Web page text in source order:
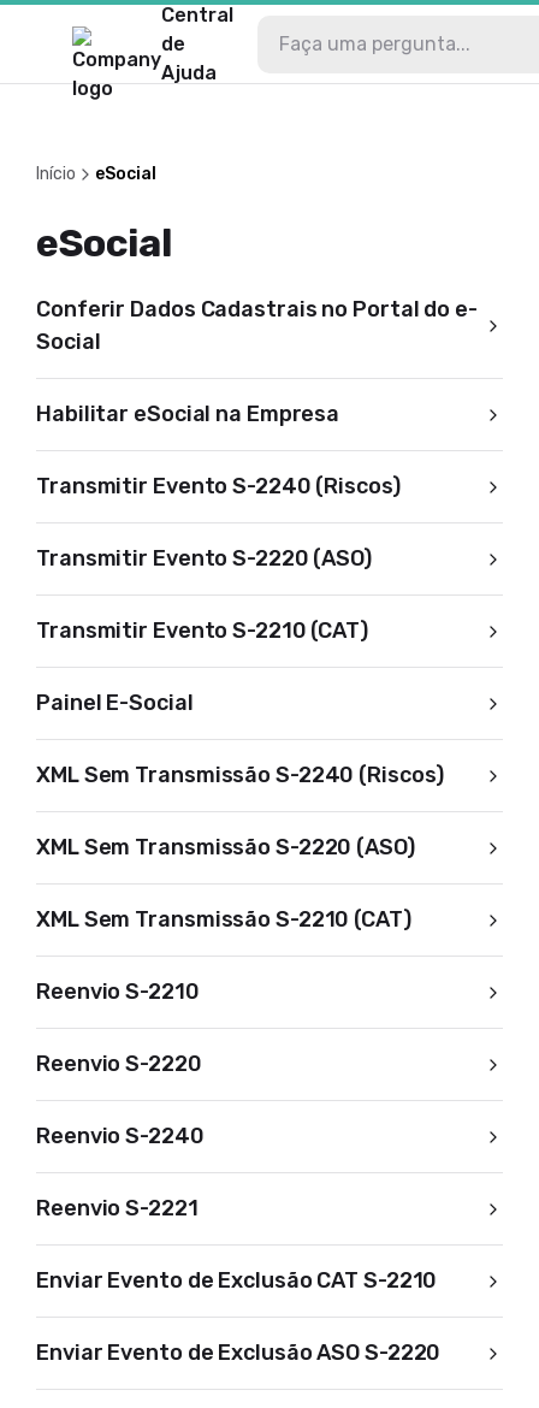
Central
de
Ajuda
Início eSocial
eSocial
Conferir Dados Cadastrais no Portal do e-
Social
Habilitar eSocial na Empresa
Transmitir Evento S-2240 (Riscos)
Transmitir Evento S-2220 (ASO)
Transmitir Evento S-2210 (CAT)
Painel E-Social
XML Sem Transmissão S-2240 (Riscos)
XML Sem Transmissão S-2220 (ASO)
XML Sem Transmissão S-2210 (CAT)
Reenvio S-2210
Reenvio S-2220
Reenvio S-2240
Reenvio S-2221
Enviar Evento de Exclusão CAT S-2210
Enviar Evento de Exclusão ASO S-2220